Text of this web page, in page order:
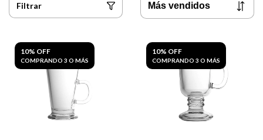
Filtrar
10% OFF
COMPRANDO 3 O MÁS
10% OFF
COMPRANDO 3 O MÁS